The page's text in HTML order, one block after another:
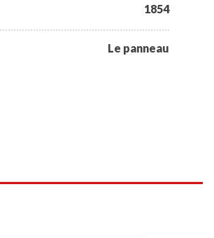
1854
Le panneau